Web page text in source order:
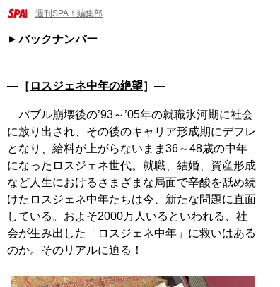
週刊SPA！編集部
バックナンバー
―［ ロスジェネ中年の絶望］―
バブル崩壊後の’93～’05年の就職氷河期に社会
に放り出され、その後のキャリア形成期にデフレ
となり、給料が上がらないまま36～48歳の中年
になったロスジェネ世代。就職、結婚、資産形成
など人生におけるさまざまな局面で辛酸を舐め続
けたロスジェネ中年たちは今、新たな問題に直面
している。およそ2000万人いるといわれる、社
会が生み出した「ロスジェネ中年」に救いはある
のか。そのリアルに迫る！